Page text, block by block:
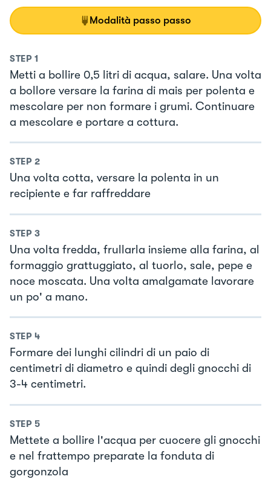
Modalità passo passo
STEP 1
Metti a bollire 0,5 litri di acqua, salare. Una volta
a bollore versare la farina di mais per polenta e
mescolare per non formare i grumi. Continuare
a mescolare e portare a cottura.
STEP 2
Una volta cotta, versare la polenta in un
recipiente e far raffreddare
STEP 3
Una volta fredda, frullarla insieme alla farina, al
formaggio grattuggiato, al tuorlo, sale, pepe e
noce moscata. Una volta amalgamate lavorare
un po' a mano.
STEP 4
Formare dei lunghi cilindri di un paio di
centimetri di diametro e quindi degli gnocchi di
3-4 centimetri.
STEP 5
Mettete a bollire l'acqua per cuocere gli gnocchi
e nel frattempo preparate la fonduta di
gorgonzola